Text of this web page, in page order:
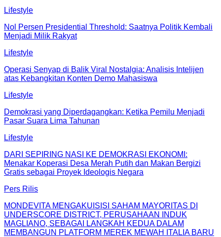
Lifestyle
Nol Persen Presidential Threshold: Saatnya Politik Kembali
Menjadi Milik Rakyat
Lifestyle
Operasi Senyap di Balik Viral Nostalgia: Analisis Intelijen
atas Kebangkitan Konten Demo Mahasiswa
Lifestyle
Demokrasi yang Diperdagangkan: Ketika Pemilu Menjadi
Pasar Suara Lima Tahunan
Lifestyle
DARI SEPIRING NASI KE DEMOKRASI EKONOMI:
Menakar Koperasi Desa Merah Putih dan Makan Bergizi
Gratis sebagai Proyek Ideologis Negara
Pers Rilis
MONDEVITA MENGAKUISISI SAHAM MAYORITAS DI
UNDERSCORE DISTRICT, PERUSAHAAN INDUK
MAGLIANO, SEBAGAI LANGKAH KEDUA DALAM
MEMBANGUN PLATFORM MEREK MEWAH ITALIA BARU